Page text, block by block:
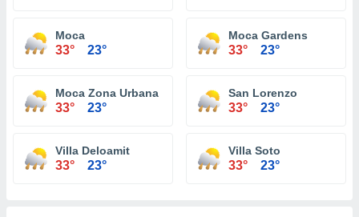
Moca
33° 23°
Moca Gardens
33° 23°
Moca Zona Urbana
33° 23°
San Lorenzo
33° 23°
Villa Deloamit
33° 23°
Villa Soto
33° 23°